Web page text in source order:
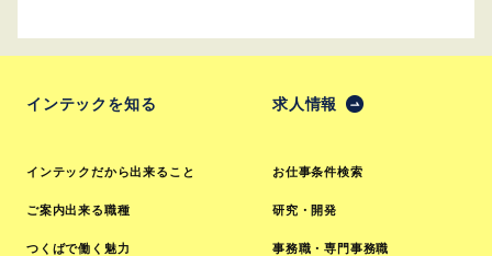
インテックを知る
インテックだから出来ること
ご案内出来る職種
つくばで働く魅力
求人情報
お仕事条件検索
研究・開発
事務職・専門事務職